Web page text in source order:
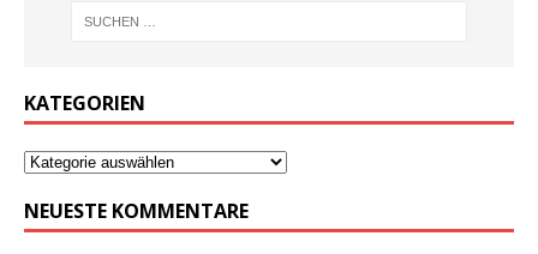
KATEGORIEN
NEUESTE KOMMENTARE